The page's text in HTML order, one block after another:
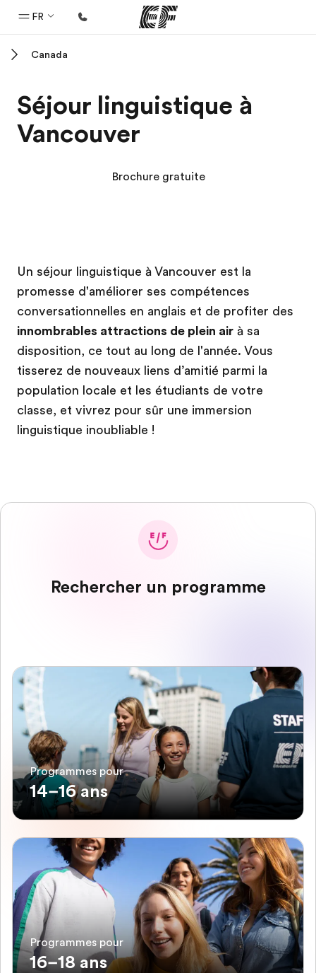
FR
Programmes
Nos offres
EF recrute
Rejoignez nos équipes
Canada
Séjour linguistique à
Vancouver
Brochure gratuite
Un séjour linguistique à Vancouver est la
promesse d'améliorer ses compétences
conversationnelles en anglais et de profiter des
innombrables attractions de plein air à sa
disposition, ce tout au long de l'année. Vous
tisserez de nouveaux liens d’amitié parmi la
population locale et les étudiants de votre
classe, et vivrez pour sûr une immersion
linguistique inoubliable !
Rechercher un programme
Programmes pour
14–16 ans
Programmes pour
16–18 ans